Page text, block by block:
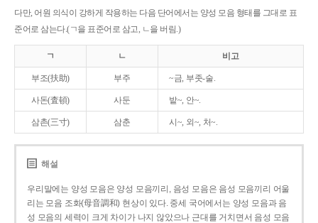
다만, 어원 의식이 강하게 작용하는 다음 단어에서는 양성 모음 형태를 그대로 표
준어로 삼는다.(ㄱ을 표준어로 삼고, ㄴ을 버림.)
ㄱ ㄴ 비고
부조(扶助) 부주 ~금, 부좃-술.
사돈(査頓) 사둔 밭~, 안~.
삼촌(三寸) 삼춘 시~, 외~, 처~.
해설
우리말에는 양성 모음은 양성 모음끼리, 음성 모음은 음성 모음끼리 어울
리는 모음 조화(母音調和) 현상이 있다. 중세 국어에서는 양성 모음과 음
성 모음의 세력이 크게 차이가 나지 않았으나 근대를 거치면서 음성 모음